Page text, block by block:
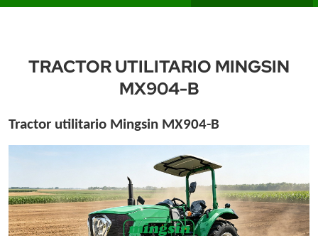
TRACTOR UTILITARIO MINGSIN
MX904-B
Tractor utilitario Mingsin MX904-B